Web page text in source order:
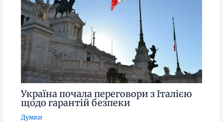
Україна почала переговори з Італією
щодо гарантій безпеки
Думки